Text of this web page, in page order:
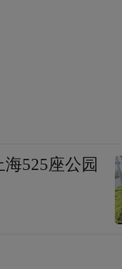
525座公园